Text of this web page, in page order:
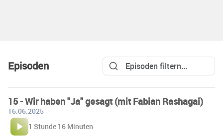
Episoden
15 - Wir haben "Ja" gesagt (mit Fabian Rashagai)
16.06.2025
1 Stunde 16 Minuten